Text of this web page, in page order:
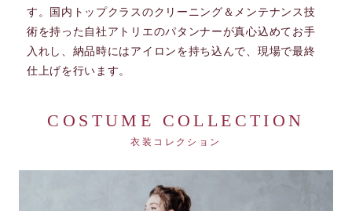
す。国内トップクラスのクリーニング＆メンテナンス技
術を持った自社アトリエのパタンナーが真心込めてお手
入れし、納品時にはアイロンを持ち込んで、現場で最終
仕上げを行います。
COSTUME COLLECTION
衣装コレクション